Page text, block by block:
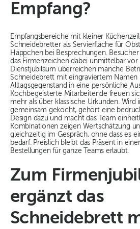
Empfang?
Empfangsbereiche mit kleiner
Schneidebretter als Servierfläche für
Häppchen bei Besprechungen.
das Firmenzeichen dabei unmittelbar vor
Dienstjubiläum überreichen manche
Schneidebrett mit eingraviertem Namen
Alltagsgegenstand in eine persönliche
Kochbegeisterte Mitarbeitende freuen
mehr als über klassische Urkunden. Wird
gemeinsam gekocht, gehört eine
Design dazu und macht das Team
Kombinationen zeigen Wertschätzung
gleichzeitig im Gespräch, ohne dass es
bedarf. Preislich bleibt das Präsent in
Bestellungen für ganze Teams erlaubt.
Zum
ergänzt das
Schneidebrett